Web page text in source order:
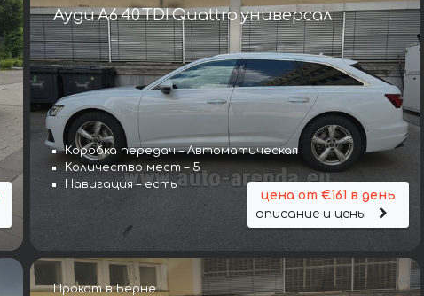
Ауди A6 40 TDI Quattro универсал
Коробка передач – Автоматическая
Количество мест – 5
Навигация – есть
цена от €161 в день
описание и цены
Прокат в Берне